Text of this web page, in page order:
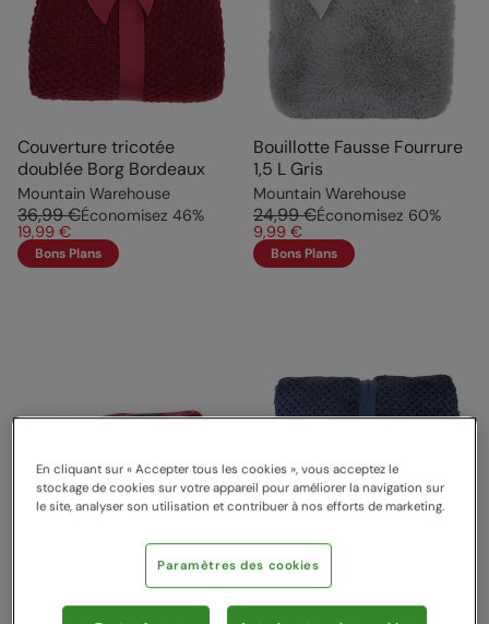
Couverture tricotée
doublée Borg Bordeaux
Mountain Warehouse
36,99 €Économisez 46%
19,99 €
Bons Plans
Bouillotte Fausse Fourrure
1,5 L Gris
Mountain Warehouse
24,99 €Économisez 60%
9,99 €
Bons Plans
En cliquant sur « Accepter tous les cookies », vous acceptez le
stockage de cookies sur votre appareil pour améliorer la navigation sur
le site, analyser son utilisation et contribuer à nos efforts de marketing.
Paramètres des cookies